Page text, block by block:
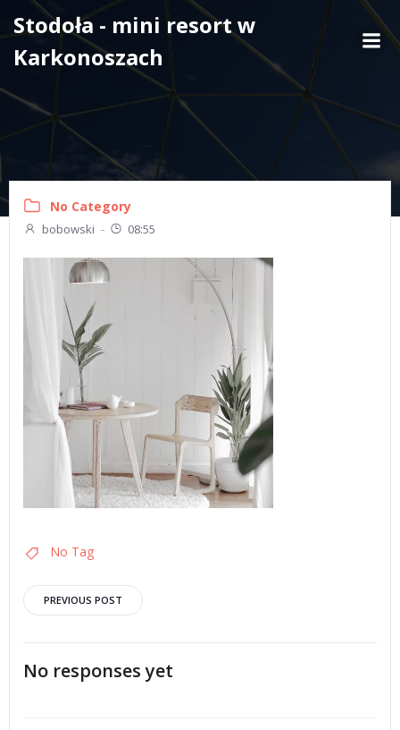
Skip
to
content
Stodoła - mini resort w
Karkonoszach
No Category
bobowski - 08:55
No Tag
Post
navigation
PREVIOUS POST
No responses yet